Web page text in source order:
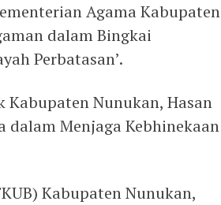
Agama Kabupaten
dalam Bingkai
Perbatasan’.
Kabupaten Nunukan, Hasan
dalam Menjaga Kebhinekaan
Kabupaten Nunukan,